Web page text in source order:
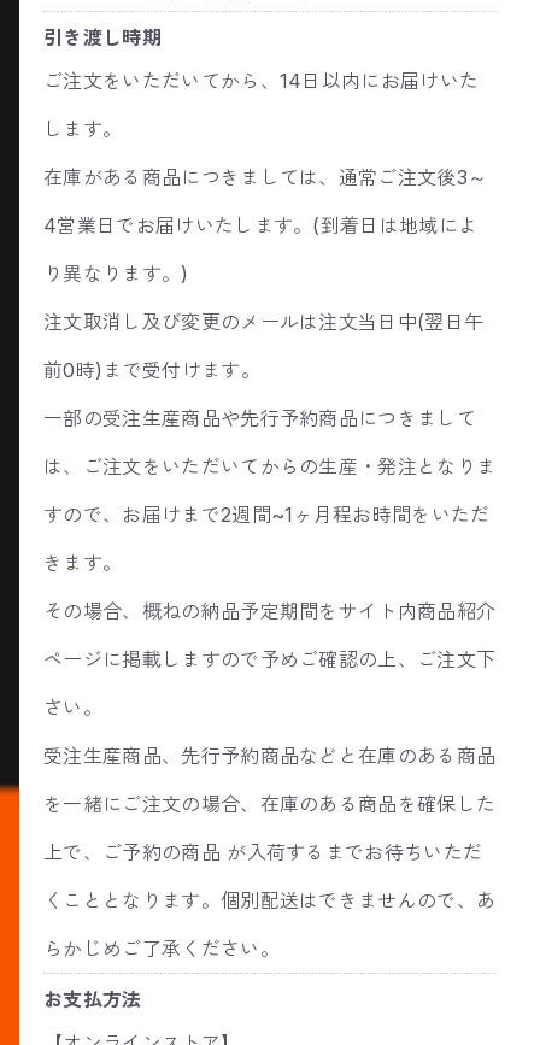
引き渡し時期
ご注文をいただいてから、14日以内にお届けいた
します。
在庫がある商品につきましては、通常ご注文後3～
4営業日でお届けいたします。(到着日は地域によ
り異なります。)
注文取消し及び変更のメールは注文当日中(翌日午
前0時)まで受付けます。
一部の受注生産商品や先行予約商品につきまして
は、ご注文をいただいてからの生産・発注となりま
すので、お届けまで2週間~1ヶ月程お時間をいただ
きます。
その場合、概ねの納品予定期間をサイト内商品紹介
ページに掲載しますので予めご確認の上、ご注文下
さい。
受注生産商品、先行予約商品などと在庫のある商品
を一緒にご注文の場合、在庫のある商品を確保した
上で、ご予約の商品 が入荷するまでお待ちいただ
くこととなります。個別配送はできませんので、あ
らかじめご了承ください。
お支払方法